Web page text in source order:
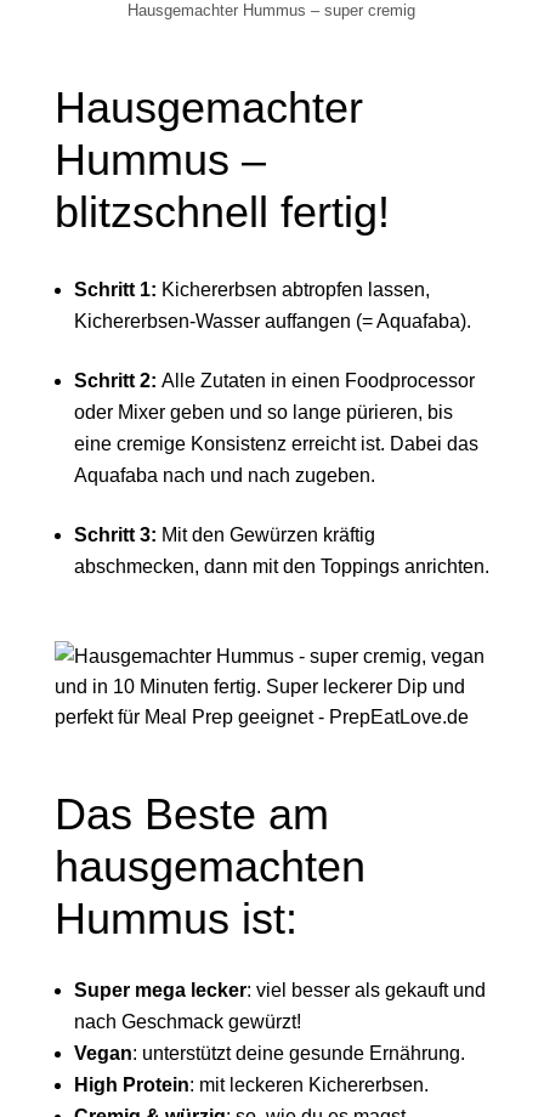
Hausgemachter Hummus – super cremig
Hausgemachter
Hummus –
blitzschnell fertig!
Schritt 1: Kichererbsen abtropfen lassen,
Kichererbsen-Wasser auffangen (= Aquafaba).
Schritt 2: Alle Zutaten in einen Foodprocessor
oder Mixer geben und so lange pürieren, bis
eine cremige Konsistenz erreicht ist. Dabei das
Aquafaba nach und nach zugeben.
Schritt 3: Mit den Gewürzen kräftig
abschmecken, dann mit den Toppings anrichten.
Das Beste am
hausgemachten
Hummus ist:
Super mega lecker: viel besser als gekauft und
nach Geschmack gewürzt!
Vegan: unterstützt deine gesunde Ernährung.
High Protein: mit leckeren Kichererbsen.